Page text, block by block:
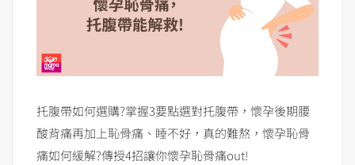
托腹帶如何選購?掌握3要點選對托腹帶，懷孕後期腰
酸背痛再加上恥骨痛、睡不好，真的難熬，懷孕恥骨
痛如何緩解?傳授4招讓你懷孕恥骨痛out!